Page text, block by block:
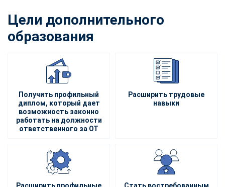
Цели дополнительного
образования
Получить профильный
диплом, который дает
возможность законно
работать на должности
ответственного за ОТ
Расширить трудовые
навыки
Расширить профильные
Стать востребованным